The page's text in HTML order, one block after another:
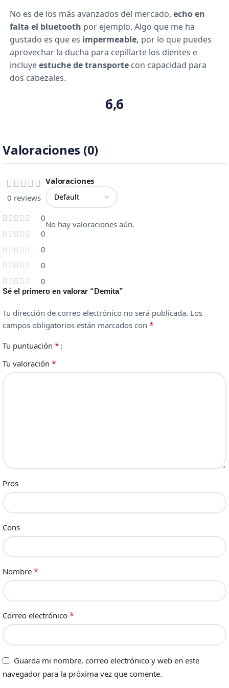
6,6
No es de los más avanzados del mercado, echo en
falta el bluetooth por ejemplo. Algo que me ha
gustado es que es impermeable, por lo que puedes
aprovechar la ducha para cepillarte los dientes e
incluyeestuche de transporte con capacidad para
dos cabezales.
Valoraciones (0)
0 reviews
0
0
0
0
0
Valoraciones
No hay valoraciones aún.
Sé el primero en valorar “Demita”
Tu dirección de correo electrónico no será publicada. Los
campos obligatorios están marcados con *
Tu puntuación *
Tu valoración *
Pros
Cons
Nombre *
Correo electrónico *
Guarda mi nombre, correo electrónico y web en este
navegador para la próxima vez que comente.